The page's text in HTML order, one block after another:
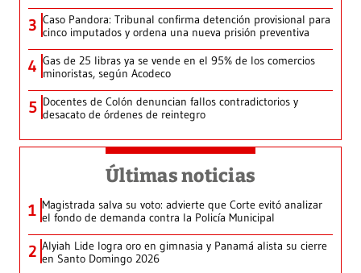
3 Caso Pandora: Tribunal confirma detención provisional para
cinco imputados y ordena una nueva prisión preventiva
4 Gas de 25 libras ya se vende en el 95% de los comercios
minoristas, según Acodeco
5 Docentes de Colón denuncian fallos contradictorios y
desacato de órdenes de reintegro
Últimas noticias
1 Magistrada salva su voto: advierte que Corte evitó analizar
el fondo de demanda contra la Policía Municipal
2 Alyiah Lide logra oro en gimnasia y Panamá alista su cierre
en Santo Domingo 2026